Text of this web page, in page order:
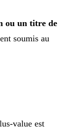
ou un titre de
soumis au
value est